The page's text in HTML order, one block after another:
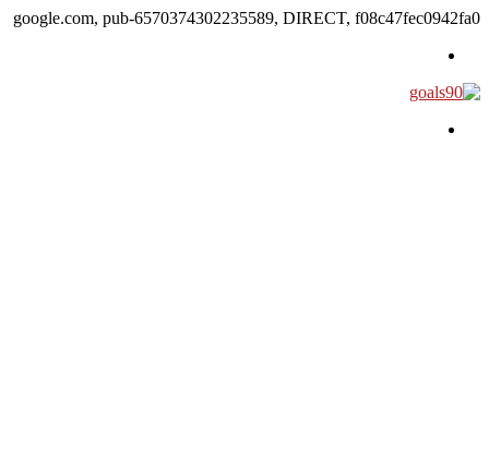
google.com, pub-6570374302235589, DIRECT, f08c47fec0942fa0